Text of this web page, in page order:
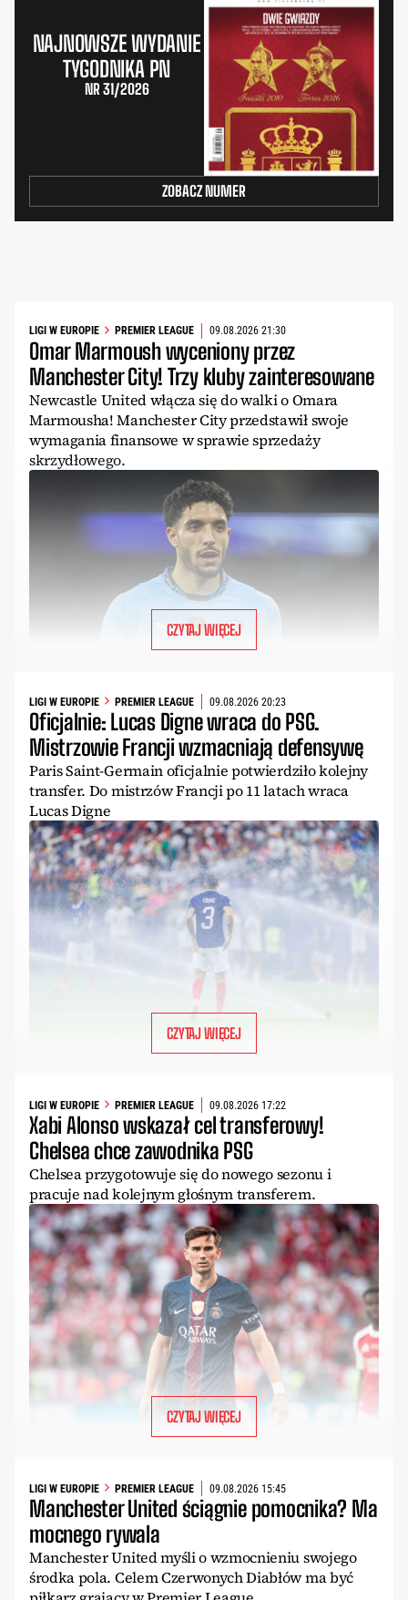
NAJNOWSZE WYDANIE
TYGODNIKA PN
NR 31/2026
ZOBACZ NUMER
LIGI W EUROPIE PREMIER LEAGUE 09.08.2026 21:30
Omar Marmoush wyceniony przez
Manchester City! Trzy kluby zainteresowane
Newcastle United włącza się do walki o Omara
Marmousha! Manchester City przedstawił swoje
wymagania finansowe w sprawie sprzedaży
skrzydłowego.
CZYTAJ WIĘCEJ
LIGI W EUROPIE PREMIER LEAGUE 09.08.2026 20:23
Oficjalnie: Lucas Digne wraca do PSG.
Mistrzowie Francji wzmacniają defensywę
Paris Saint-Germain oficjalnie potwierdziło kolejny
transfer. Do mistrzów Francji po 11 latach wraca
Lucas Digne
CZYTAJ WIĘCEJ
LIGI W EUROPIE PREMIER LEAGUE 09.08.2026 17:22
Xabi Alonso wskazał cel transferowy!
Chelsea chce zawodnika PSG
Chelsea przygotowuje się do nowego sezonu i
pracuje nad kolejnym głośnym transferem.
CZYTAJ WIĘCEJ
LIGI W EUROPIE PREMIER LEAGUE 09.08.2026 15:45
Manchester United ściągnie pomocnika? Ma
mocnego rywala
Manchester United myśli o wzmocnieniu swojego
środka pola. Celem Czerwonych Diabłów ma być